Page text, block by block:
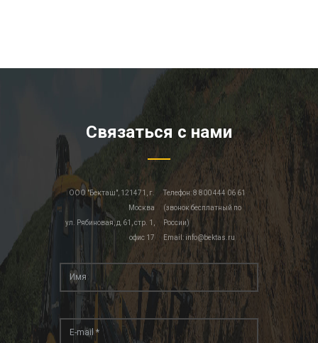
Связаться с нами
Телефон: 8 800 444 06 61
(звонок бесплатный по
России)
Email: info@bektas.ru
ООО "Бекташ", 121471, г.
Москва
ул. Рябиновая, д.61, стр. 1,
офис 17